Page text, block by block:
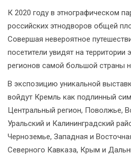
К 2020 году в этнографическом
российских этнодворов общей
Совершая невероятное
посетители увидят на территории
регионов самой большой страны
В экспозицию уникальной
войдут Кремль как подлинный
Центральный регион, Поволжье,
Уральский и Калининградский
Черноземье, Западная и
Северного Кавказа, Крым и